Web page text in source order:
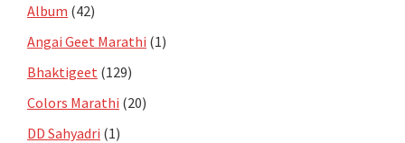
Album (42)
Angai Geet Marathi (1)
Bhaktigeet (129)
Colors Marathi (20)
DD Sahyadri (1)